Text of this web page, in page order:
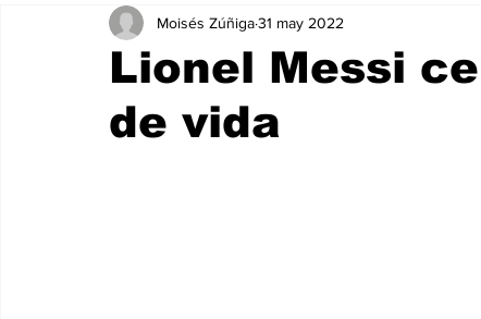
Lionel Messi
de vida
Moisés Zúñiga31 may 2022